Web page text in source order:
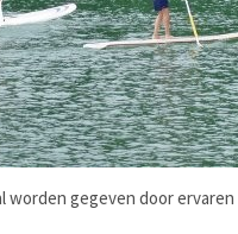
worden gegeven door